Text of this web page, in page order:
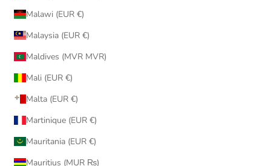
Malawi (EUR €)
Malaysia (EUR €)
Maldives (MVR MVR)
Mali (EUR €)
Malta (EUR €)
Martinique (EUR €)
Mauritania (EUR €)
Mauritius (MUR ₨)